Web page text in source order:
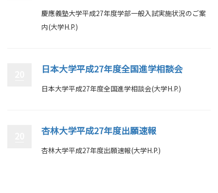
慶應義塾大学平成27年度学部一般入試実施状況のご案
内(大学H.P.)
日本大学平成27年度全国進学相談会
日本大学平成27年度全国進学相談会(大学H.P.)
杏林大学平成27年度出願速報
杏林大学平成27年度出願速報(大学H.P.)